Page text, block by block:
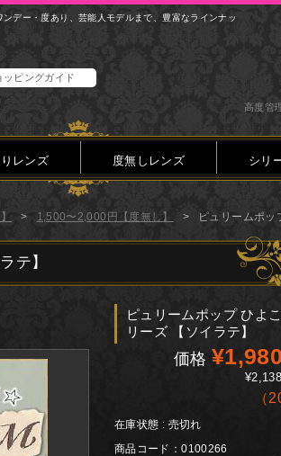
デー・度あり、芸能人モデルまで、豊富なラインナッ
ッピングガイド
高度管
レンズ 度無しレンズ シリ
1,500〜2,000円【度無し】 ピュリームポッ
テ】
ピュリームポップ ひよ
リーズ 【ソイラテ】
価格 ¥1,980
¥2,138
（
在庫状態 : 売切れ
商品コード：0100266